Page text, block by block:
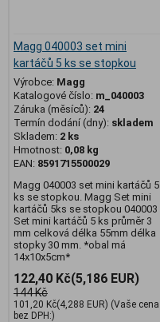
Magg 040003 set mini
kartáčů 5 ks se stopkou
Výrobce: Magg
Katalogové číslo: m_040003
Záruka (měsíců): 24
Termín dodání (dny): skladem
Skladem: 2 ks
Hmotnost: 0,08 kg
EAN: 8591715500029
Magg 040003 set mini kartáčů 5
ks se stopkou. Magg Set mini
kartáčů 5ks se stopkou 040003 .
Set mini kartáčů 5 ks průměr 3
mm celková délka 55mm délka
stopky 30 mm. *obal má
14x10x5cm*
122,40 Kč(5,186 EUR)
144 Kč
101,20 Kč(4,288 EUR) (Vaše cena
bez DPH:)